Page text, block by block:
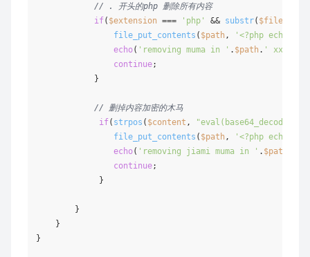
// . 开头的php 删除所有内容
if( $extension === 'php' && substr( $file
file_put_contents ( $path ,
'<?php
echo( 'removing muma in ' . $path . ' xx
continue;
            }
// 删掉内容加密的木马
if( strpos ( $content , "eval(base64_decode"
file_put_contents ( $path ,
'<?php
echo( 'removing jiami muma in ' . $path
continue;
             }
        }
    }
}